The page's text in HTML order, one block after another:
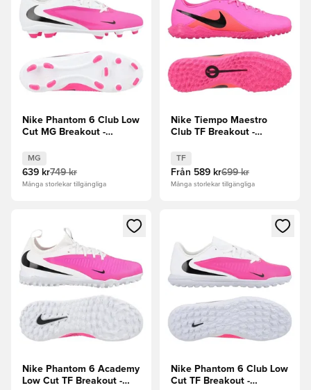
Nike Phantom 6 Club Low
Cut MG Breakout -
MG
639 kr749 kr
Många storlekar tillgängliga
Nike Tiempo Maestro
Club TF Breakout -
TF
Från 589 kr699 kr
Många storlekar tillgängliga
Öppnar en Modal för att logga in eller registrera dig som
Nike Phantom 6 Academy
Low Cut TF Breakout -
Öppnar en Modal för att
Nike Phantom 6 Club Low
Cut TF Breakout -